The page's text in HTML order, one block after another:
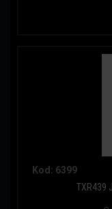
Kod: 6399
TXR439